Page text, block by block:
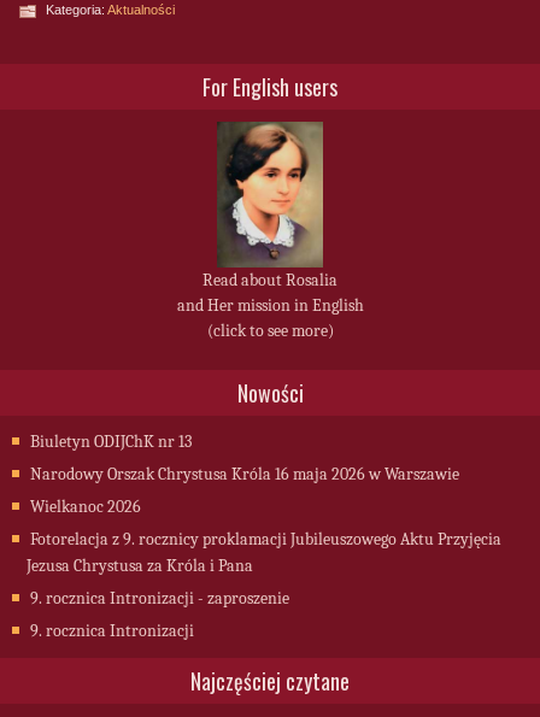
Kategoria: Aktualności
For English users
Read about Rosalia
and Her mission in English
(click to see more)
Nowości
Biuletyn ODIJChK nr 13
Narodowy Orszak Chrystusa Króla 16 maja 2026 w Warszawie
Wielkanoc 2026
Fotorelacja z 9. rocznicy proklamacji Jubileuszowego Aktu Przyjęcia
Jezusa Chrystusa za Króla i Pana
9. rocznica Intronizacji - zaproszenie
9. rocznica Intronizacji
Najczęściej czytane